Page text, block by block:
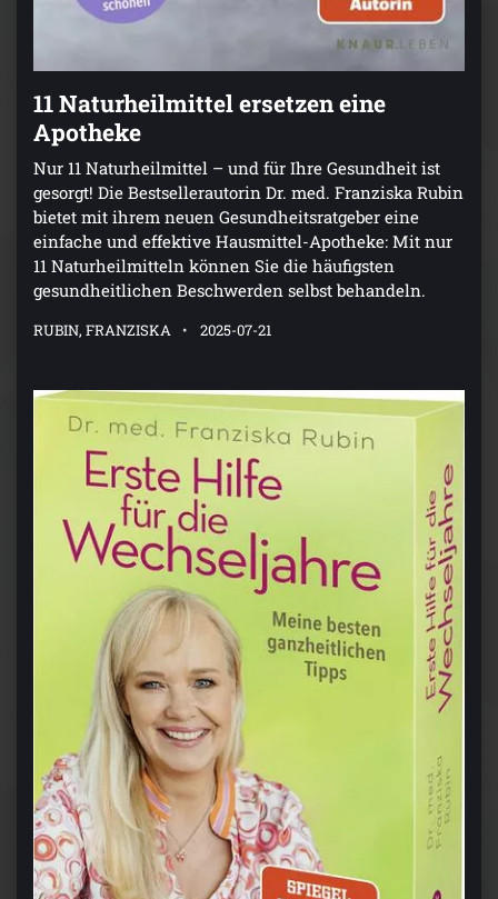
11 Naturheilmittel ersetzen eine
Apotheke
Nur 11 Naturheilmittel – und für Ihre Gesundheit ist
gesorgt! Die Bestsellerautorin Dr. med. Franziska Rubin
bietet mit ihrem neuen Gesundheitsratgeber eine
einfache und effektive Hausmittel-Apotheke: Mit nur
11 Naturheilmitteln können Sie die häufigsten
gesundheitlichen Beschwerden selbst behandeln.
RUBIN, FRANZISKA 2025-07-21